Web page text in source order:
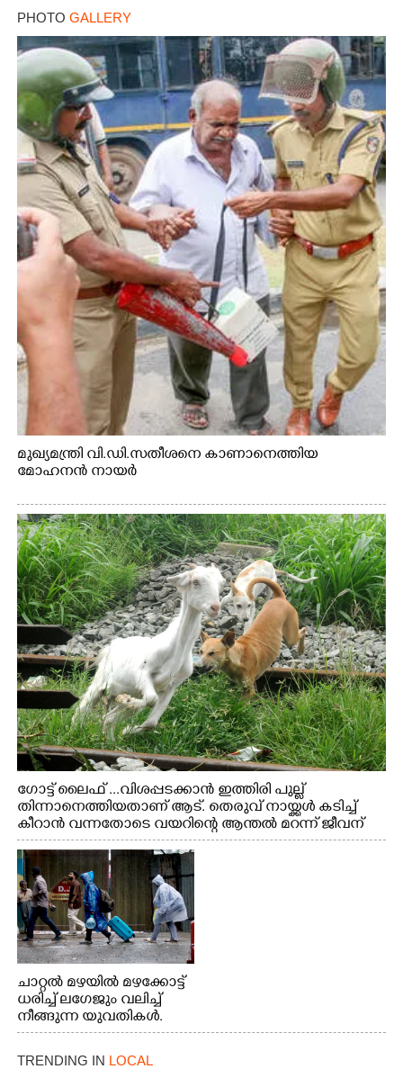
PHOTO GALLERY
മുഖ്യമന്ത്രി വി.ഡി.സതീശനെ കാണാനെത്തിയ
മോഹനൻ നായർ
ഗോട്ട് ലൈഫ് ...വിശപ്പടക്കാൻ ഇത്തിരി പുല്ല്
തിന്നാനെത്തിയതാണ് ആട്. തെരുവ് നായ്ക്കൾ കടിച്ച്
കീറാൻ വന്നതോടെ വയറിന്റെ ആന്തൽ മറന്ന് ജീവന്
വേണ്ടിയായി ഓട്ടം. എറണാകുളം വാത്തുരുത്തിയിൽ
നിന്നുള്ള കാഴ്ച
ചാറ്റൽ മഴയിൽ മഴക്കോട്ട്
ധരിച്ച് ലഗേജും വലിച്ച്
നീങ്ങുന്ന യുവതികൾ.
എറണാകുളം മേനകയിൽ
നിന്നുള്ള കാഴ്ച
TRENDING IN LOCAL